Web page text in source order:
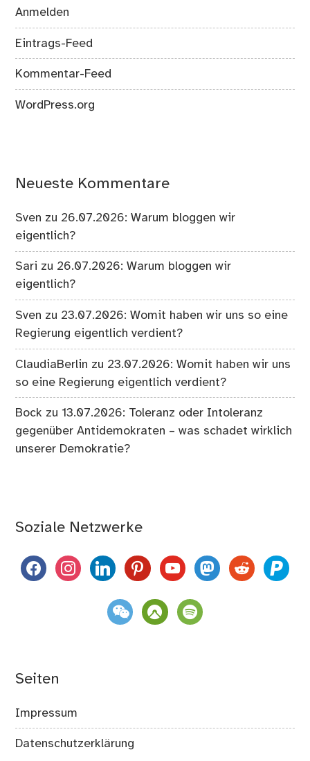
Anmelden
Eintrags-Feed
Kommentar-Feed
WordPress.org
Neueste Kommentare
Sven zu 26.07.2026: Warum bloggen wir
eigentlich?
Sari zu 26.07.2026: Warum bloggen wir
eigentlich?
Sven zu 23.07.2026: Womit haben wir uns so eine
Regierung eigentlich verdient?
ClaudiaBerlin zu 23.07.2026: Womit haben wir uns
so eine Regierung eigentlich verdient?
Bock zu13.07.2026: Toleranz oder Intoleranz
gegenüber Antidemokraten – was schadet wirklich
unserer Demokratie?
Soziale Netzwerke
facebookinstagramlinkedinpinterestyoutubemastodon
reddit paypal
weixin komootspotify
Seiten
Impressum
Datenschutzerklärung